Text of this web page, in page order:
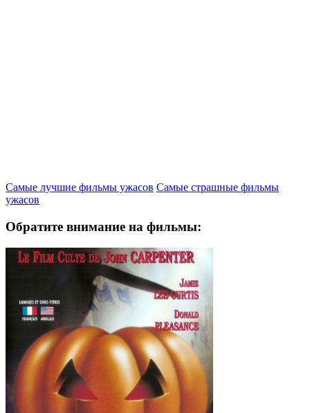
Самые лучшие фильмы ужасов Самые страшные фильмы
ужасов
Обратите внимание на фильмы: